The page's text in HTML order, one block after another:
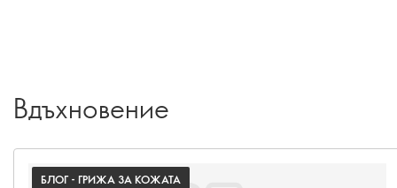
Вдъхновение
БЛОГ - ГРИЖА ЗА КОЖАТА